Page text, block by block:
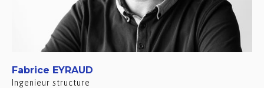
Fabrice EYRAUD
Ingenieur structure